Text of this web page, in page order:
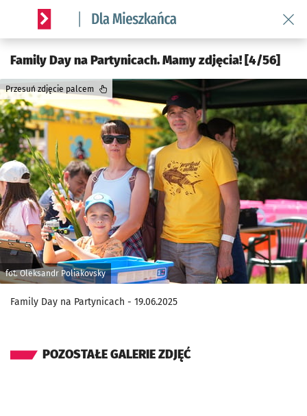
Serwis informacyjny wroclaw.pl podserwis: Dla mieszkańca
Family Day na Partynicach. Mamy zdjęcia! [4/56]
fot. Oleksandr Poliakovsky
Przesuń zdjęcie palcem
Family Day na Partynicach - 19.06.2025
POZOSTAŁE GALERIE ZDJĘĆ